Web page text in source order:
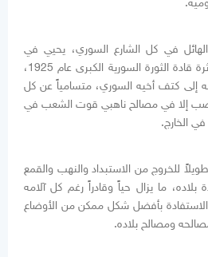
الهائل في كل الشارع السوري، يحيي في
قلوب السوريين وعقولهم مأثرة قادة الثورة السورية الكبرى عام 1925،
إلى كتف أخيه السوري، متسامياً عن كل
تصب إلا في مصالح ناهبي قوت الشعب في
الخارج.
للخروج من الاستبداد والنهب والقمع
ما يزال حياً وقادراً رغم كل آلامه
الاستفادة بأفضل شكل ممكن من الأوضاع
ومصالح بلاده.